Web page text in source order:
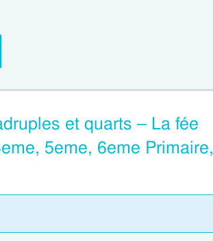
et quarts – La fée
5eme, 6eme Primaire,